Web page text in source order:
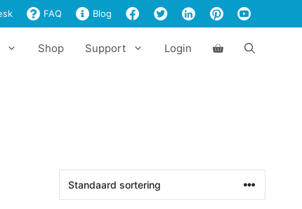
FAQ Blog
Shop Support Login